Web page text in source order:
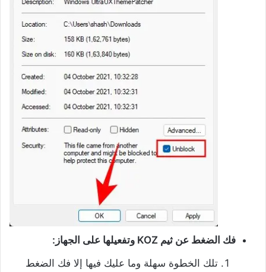
فك الضغط عن ثيم KOZ وتفعيلها على الجهاز:
تلك الخطوة سهلة وما عليك فيها إلا فك الضغط